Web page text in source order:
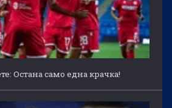
Остана само една крачка!